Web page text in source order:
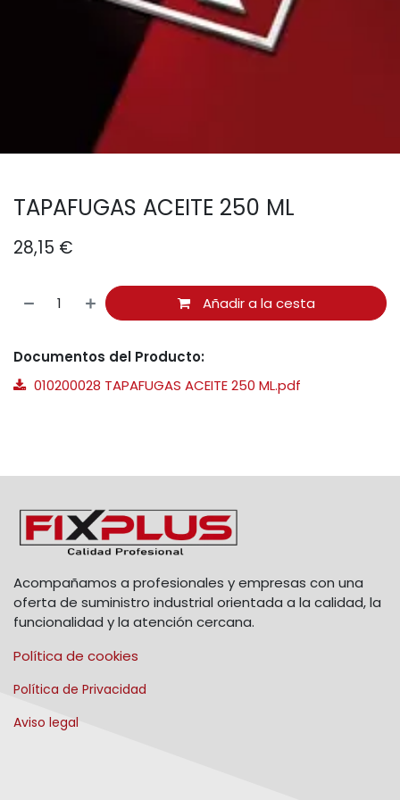
TAPAFUGAS ACEITE 250 ML
28,15 €
Añadir a la cesta
Documentos del Producto:
010200028 TAPAFUGAS ACEITE 250 ML.pdf
Acompañamos a profesionales y empresas con una
oferta de suministro industrial orientada a la calidad, la
funcionalidad y la atención cercana.
Política de cookies
Política de Privacidad
Aviso legal